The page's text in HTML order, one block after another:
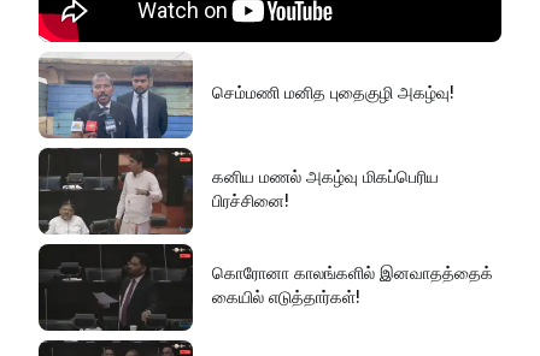
செம்மணி மனித புதைகுழி அகழ்வு!
கனிய மணல் அகழ்வு மிகப்பெரிய
பிரச்சினை!
கொரோனா காலங்களில் இனவாதத்தைக்
கையில் எடுத்தார்கள்!